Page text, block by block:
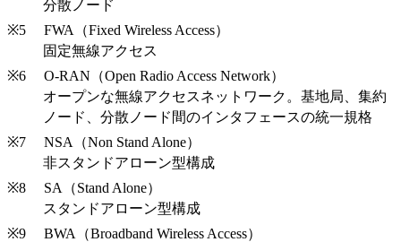
分散ノード
FWA（Fixed Wireless Access）
固定無線アクセス
O-RAN（Open Radio Access Network）
オープンな無線アクセスネットワーク。基地局、集約
ノード、分散ノード間のインタフェースの統一規格
NSA（Non Stand Alone）
非スタンドアローン型構成
SA（Stand Alone）
スタンドアローン型構成
BWA（Broadband Wireless Access）